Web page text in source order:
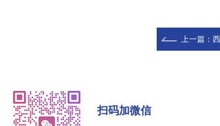
上一篇：
扫码加微信